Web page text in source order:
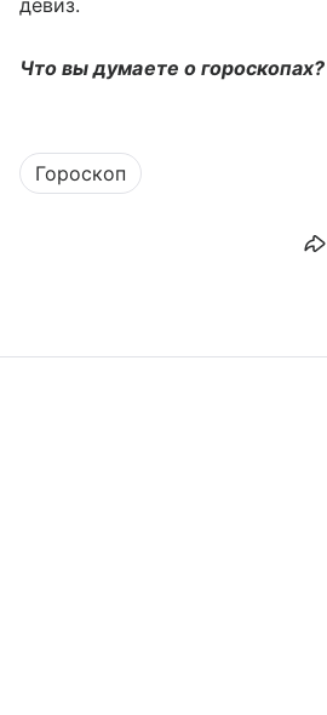
Что вы думаете о гороскопах?
Гороскоп